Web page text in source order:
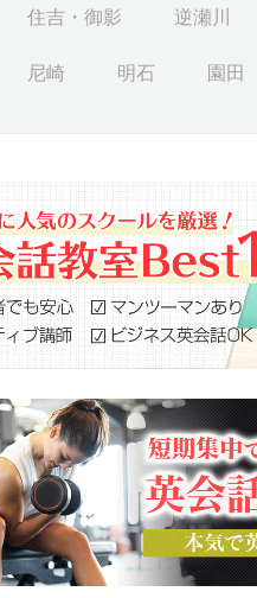
住吉・御影 逆瀬川
尼崎 明石 園田